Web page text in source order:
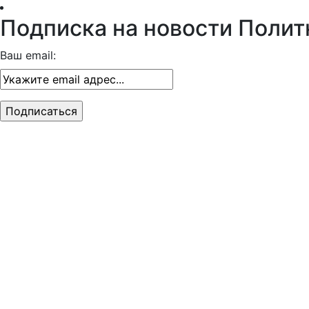
Подписка на новости
Ваш email: